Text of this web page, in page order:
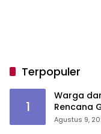
Terpopuler
1
Warga
Rencana
Lasara di
Agustus 9,